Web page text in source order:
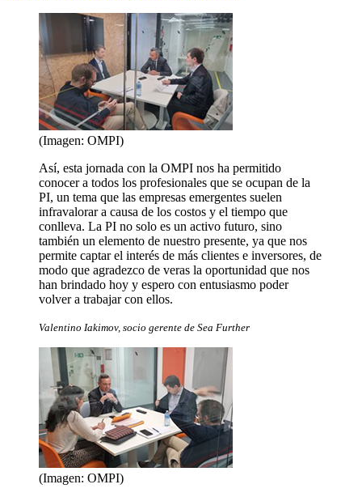
(Imagen: OMPI)
Así, esta jornada con la OMPI nos ha permitido
conocer a todos los profesionales que se ocupan de la
PI, un tema que las empresas emergentes suelen
infravalorar a causa de los costos y el tiempo que
conlleva. La PI no solo es un activo futuro, sino
también un elemento de nuestro presente, ya que nos
permite captar el interés de más clientes e inversores, de
modo que agradezco de veras la oportunidad que nos
han brindado hoy y espero con entusiasmo poder
volver a trabajar con ellos.
Valentino Iakimov, socio gerente de Sea Further
(Imagen: OMPI)